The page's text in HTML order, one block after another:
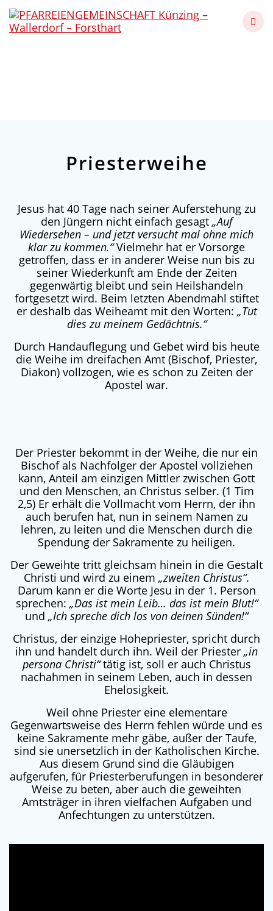
to
Priesterweihe
Jesus hat 40 Tage nach seiner Auferstehung zu
den Jüngern nicht einfach gesagt „Auf
Wiedersehen – und jetzt versucht mal ohne mich
klar zu kommen.“Vielmehr hat er Vorsorge
getroffen, dass er in anderer Weise nun bis zu
seiner Wiederkunft am Ende der Zeiten
gegenwärtig bleibt und sein Heilshandeln
fortgesetzt wird. Beim letzten Abendmahl stiftet
er deshalb das Weiheamt mit den Worten: „Tut
dies zu meinem Gedächtnis.“
Durch Handauflegung und Gebet wird bis heute
die Weihe im dreifachen Amt (Bischof, Priester,
Diakon) vollzogen, wie es schon zu Zeiten der
Apostel war.
Der Priester bekommt in der Weihe, die nur ein
Bischof als Nachfolger der Apostel vollziehen
kann, Anteil am einzigen Mittler zwischen Gott
und den Menschen, an Christus selber. (1 Tim
2,5) Er erhält die Vollmacht vom Herrn, der ihn
auch berufen hat, nun in seinem Namen zu
lehren, zu leiten und die Menschen durch die
Spendung der Sakramente zu heiligen.
Der Geweihte tritt gleichsam hinein in die Gestalt
Christi und wird zu einem „zweiten Christus“.
Darum kann er die Worte Jesu in der 1. Person
sprechen: „Das ist mein Leib… das ist mein Blut!“
und „Ich spreche dich los von deinen Sünden!“
Christus, der einzige Hohepriester, spricht durch
ihn und handelt durch ihn. Weil der Priester „in
persona Christi“tätig ist, soll er auch Christus
nachahmen in seinem Leben, auch in dessen
Ehelosigkeit.
Weil ohne Priester eine elementare
Gegenwartsweise des Herrn fehlen würde und es
keine Sakramente mehr gäbe, außer der Taufe,
sind sie unersetzlich in der Katholischen Kirche.
Aus diesem Grund sind die Gläubigen
aufgerufen, für Priesterberufungen in besonderer
Weise zu beten, aber auch die geweihten
Amtsträger in ihren vielfachen Aufgaben und
Anfechtungen zu unterstützen.